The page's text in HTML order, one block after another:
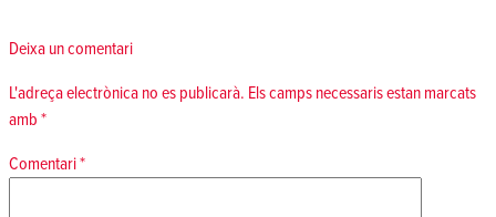
Deixa un comentari
L'adreça electrònica no es publicarà. Els camps necessaris estan marcats
amb *
Comentari*